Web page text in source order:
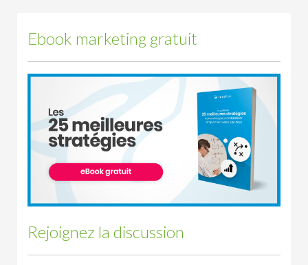
Ebook marketing gratuit
Rejoignez la discussion